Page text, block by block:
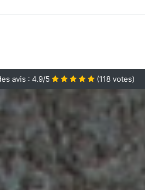
avis : 4.9/5 (118 votes)